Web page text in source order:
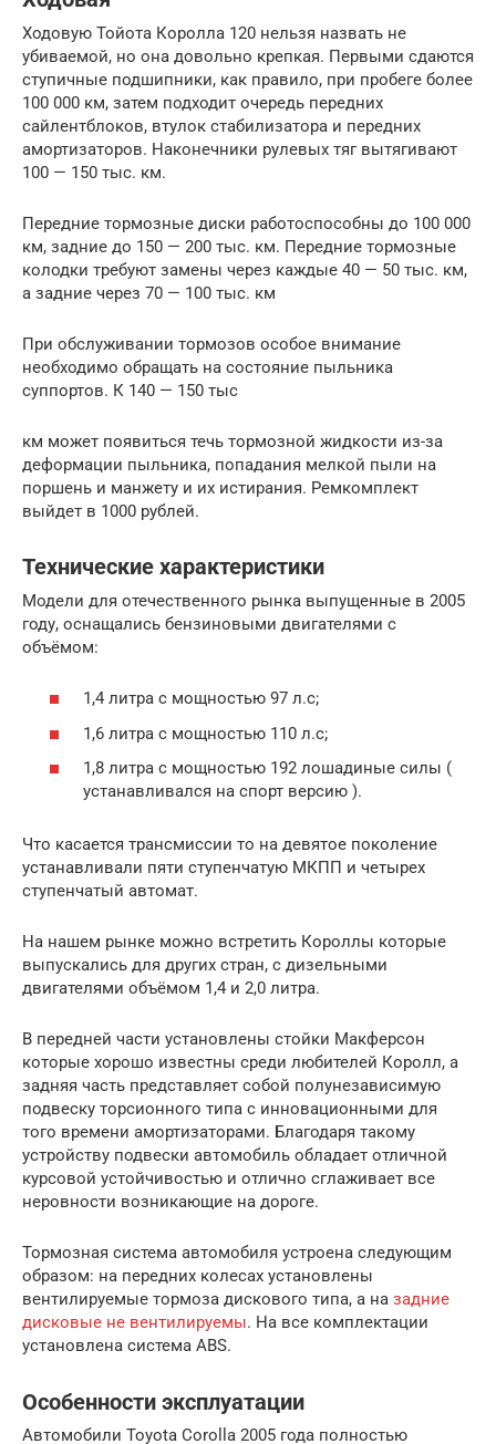
Ходовую Тойота Королла 120 нельзя назвать не
убиваемой, но она довольно крепкая. Первыми сдаются
ступичные подшипники, как правило, при пробеге более
100 000 км, затем подходит очередь передних
сайлентблоков, втулок стабилизатора и передних
амортизаторов. Наконечники рулевых тяг вытягивают
100 — 150 тыс. км.
Передние тормозные диски работоспособны до 100 000
км, задние до 150 — 200 тыс. км. Передние тормозные
колодки требуют замены через каждые 40 — 50 тыс. км,
а задние через 70 — 100 тыс. км
При обслуживании тормозов особое внимание
необходимо обращать на состояние пыльника
суппортов. К 140 — 150 тыс
км может появиться течь тормозной жидкости из-за
деформации пыльника, попадания мелкой пыли на
поршень и манжету и их истирания. Ремкомплект
выйдет в 1000 рублей.
Технические характеристики
Модели для отечественного рынка выпущенные в 2005
году, оснащались бензиновыми двигателями с
объёмом:
1,4 литра с мощностью 97 л.с;
1,6 литра с мощностью 110 л.с;
1,8 литра с мощностью 192 лошадиные силы (
устанавливался на спорт версию ).
Что касается трансмиссии то на девятое поколение
устанавливали пяти ступенчатую МКПП и четырех
ступенчатый автомат.
На нашем рынке можно встретить Короллы которые
выпускались для других стран, с дизельными
двигателями объёмом 1,4 и 2,0 литра.
В передней части установлены стойки Макферсон
которые хорошо известны среди любителей Королл, а
задняя часть представляет собой полунезависимую
подвеску торсионного типа с инновационными для
того времени амортизаторами. Благодаря такому
устройству подвески автомобиль обладает отличной
курсовой устойчивостью и отлично сглаживает все
неровности возникающие на дороге.
Тормозная система автомобиля устроена следующим
образом: на передних колесах установлены
вентилируемые тормоза дискового типа, а на задние
дисковые не вентилируемы. На все комплектации
установлена система ABS.
Особенности эксплуатации
Автомобили Toyota Corolla 2005 года полностью